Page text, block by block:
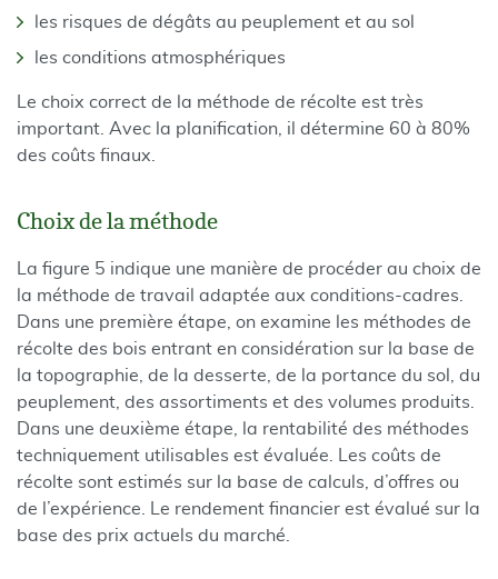
les risques de dégâts au peuplement et au sol
les conditions atmosphériques
Le choix correct de la méthode de récolte est très
important. Avec la planification, il détermine 60 à 80%
des coûts finaux.
Choix de la méthode
La figure 5 indique une manière de procéder au choix de
la méthode de travail adaptée aux conditions-cadres.
Dans une première étape, on examine les méthodes de
récolte des bois entrant en considération sur la base de
la topographie, de la desserte, de la portance du sol, du
peuplement, des assortiments et des volumes produits.
Dans une deuxième étape, la rentabilité des méthodes
techniquement utilisables est évaluée. Les coûts de
récolte sont estimés sur la base de calculs, d’offres ou
de l’expérience. Le rendement financier est évalué sur la
base des prix actuels du marché.